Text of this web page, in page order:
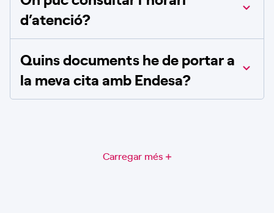
d’atenció?
Quins documents he de portar a
la meva cita amb Endesa?
Carregar més